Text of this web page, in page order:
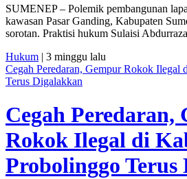
SUMENEP – Polemik pembangunan
kawasan Pasar Ganding, Kabupaten
sorotan. Praktisi hukum Sulaisi
Hukum | 3 minggu lalu
Cegah Peredaran, Gempur Rokok Ilegal
Terus Digalakkan
Cegah Peredaran,
Rokok Ilegal di
Probolinggo